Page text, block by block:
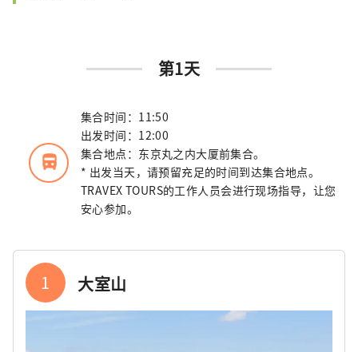
第1天
directions_bus_filled
集合时间：11:50
出发时间：12:00
集合地点：东京丸之内大厦前集合。
* 出发当天，请预留充足的时间到达集合地点。
TRAVEX TOURS的工作人员会进行现场指导，让您
安心参加。
1 大室山